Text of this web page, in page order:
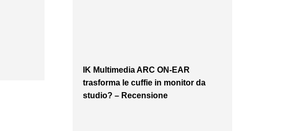
IK Multimedia ARC ON-EAR
trasforma le cuffie in monitor da
studio? – Recensione